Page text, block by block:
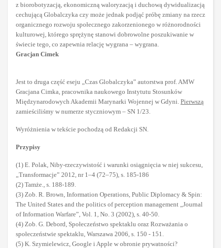
z biorobotyzacją, ekonomiczną waloryzacją i duchową dywidualizacją
cechującą Globalczyka czy może jednak podjąć próbę zmiany na rzecz
organicznego rozwoju społecznego zakorzenionego w różnorodności
kulturowej, którego sprężynę stanowi dobrowolne poszukiwanie w
świecie tego, co zapewnia relację wygrana – wygrana.
Gracjan Cimek
Jest to druga część eseju „Czas Globalczyka” autorstwa prof. AMW
Gracjana Cimka, pracownika naukowego Instytutu Stosunków
Międzynarodowych Akademii Marynarki Wojennej w Gdyni. Pierwszą
zamieściliśmy w numerze styczniowym – SN 1/23.
Wyróżnienia w tekście pochodzą od Redakcji SN.
Przypisy
(1) E. Polak, Niby-rzeczywistość i warunki osiągnięcia w niej sukcesu,
„Transformacje” 2012, nr 1–4 (72–75), s. 185-186
(2) Tamże., s. 188-189.
(3) Zob. R. Brown, Information Operations, Public Diplomacy & Spin:
The United States and the politics of perception management „Journal
of Information Warfare”, Vol. 1, No. 3 (2002), s. 40-50.
(4) Zob. G. Debord, Społeczeństwo spektaklu oraz Rozważania o
społeczeństwie spektaklu, Warszawa 2006, s. 150 - 151.
(5) K. Szymielewicz, Google i Apple w obronie prywatności?